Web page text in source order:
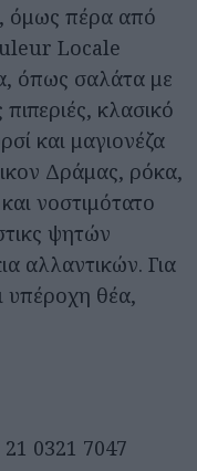
όμως πέρα από
Locale
όπως σαλάτα με
κλασικό
και μαγιονέζα
Δράμας, ρόκα,
νοστιμότατο
ψητών
αλλαντικών. Για
υπέροχη θέα,
0321 7047